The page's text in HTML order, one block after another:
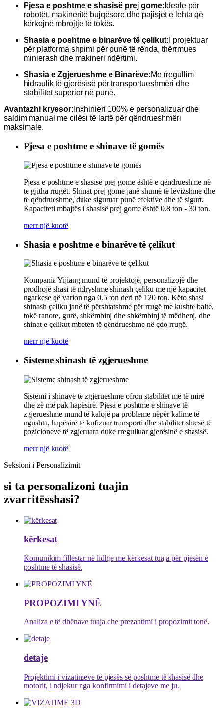
Pjesa e poshtme e shasisë prej gome: Ideale për
robotët, makineritë bujqësore dhe pajisjet e lehta që
kërkojnë mbrojtje të tokës.
Shasia e poshtme e binarëve të çelikut: I projektuar
për platforma shpimi për punë të rënda, thërrmues
minierash dhe makineri ndërtimi.
Shasia e Zgjerueshme e Binarëve:Me rregullim
hidraulik të gjerësisë për transportueshmëri dhe
stabilitet superior në punë.
Avantazhi kryesor: Inxhinieri 100% e personalizuar dhe
saldim manual me cilësi të lartë për qëndrueshmëri
maksimale.
Pjesa e poshtme e shinave të gomës
Pjesa e poshtme e shasisë prej gome është e qëndrueshme në
të gjitha rrugët. Shinat prej gome janë shumë të lëvizshme dhe
të qëndrueshme, duke siguruar punë efektive dhe të sigurt.
Kapaciteti mbajtës i shasisë prej gome është 0.8 ton - 30 ton.
merr një kuotë
Shasia e poshtme e binarëve të çelikut
Kompania Yijiang mund të projektojë, personalizojë dhe
prodhojë shasi të ndryshme shinash çeliku me një kapacitet
ngarkese që varion nga 0.5 ton deri në 120 ton. Këto shasi
shinash çeliku janë të përshtatshme për rrugë me kushte balte,
tokë ranore, gurë, shkëmbinj dhe shkëmbinj të mëdhenj, dhe
shinat e çelikut mbeten të qëndrueshme në çdo rrugë.
merr një kuotë
Sisteme shinash të zgjerueshme
Sistemi i shinave të zgjerueshme ofron stabilitet më të mirë
dhe zë më pak hapësirë. Pjesa e poshtme e shinave të
zgjerueshme mund të kalojë pa probleme nëpër kalime të
ngushta, hapësirë ​​të kufizuar transporti dhe stabilitet shtesë të
pozicioneve të zgjeruara duke rregulluar gjerësinë e shasisë.
merr një kuotë
Seksioni i Personalizimit
si ta personalizoni tuajin
zvarritësshasi?
kërkesat
Komunikim fillestar në lidhje me kërkesat tuaja për pjesën e
poshtme të shasisë.
PROPOZIMI YNË
Analiza e të dhënave tuaja dhe prezantimi i propozimit tonë.
detaje
Projektimi i vizatimeve të pjesës së poshtme të shasisë dhe
motorit, i ndjekur nga konfirmimi i detajeve me ju.